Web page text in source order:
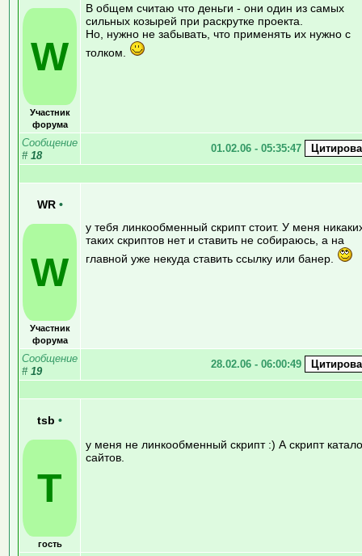
W
Участник
форума
В общем считаю что деньги - они один из самых
сильных козырей при раскрутке проекта.
Но, нужно не забывать, что применять их нужно с
толком.
Сообщение
# 18
01.02.06 - 05:35:47
WR •
W
Участник
форума
у тебя линкообменный скрипт стоит. У меня
таких скриптов нет и ставить не собираюсь, а на
главной уже некуда ставить ссылку или банер.
Сообщение
# 19
28.02.06 - 06:00:49
tsb •
T
гость
у меня не линкообменный скрипт :) А скрипт
сайтов.